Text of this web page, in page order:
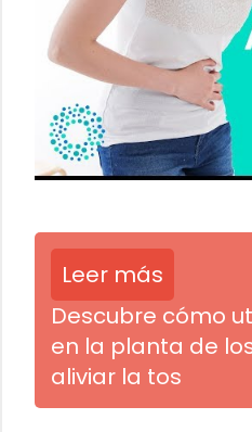
Leer más
Descubre cómo
en la planta de
aliviar la tos